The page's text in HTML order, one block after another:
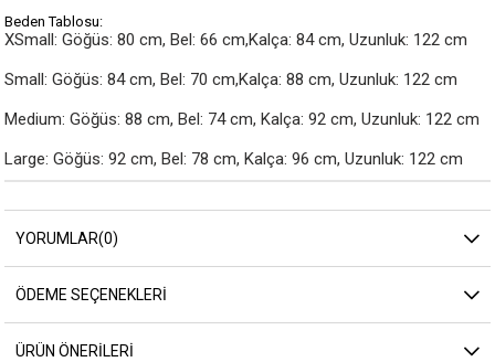
Beden Tablosu:
XSmall: Göğüs: 80 cm, Bel: 66 cm,Kalça: 84 cm, Uzunluk: 122 cm
Small: Göğüs: 84 cm, Bel: 70 cm,Kalça: 88 cm, Uzunluk: 122 cm
Medium: Göğüs: 88 cm, Bel: 74 cm, Kalça: 92 cm, Uzunluk: 122 cm
Large: Göğüs: 92 cm, Bel: 78 cm, Kalça: 96 cm, Uzunluk: 122 cm
YORUMLAR(0)
ÖDEME SEÇENEKLERI
ÜRÜN ÖNERILERI